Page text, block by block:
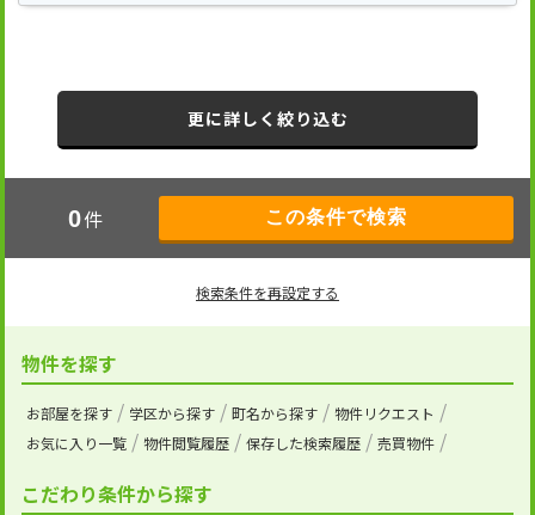
更に詳しく絞り込む
0件
検索条件を再設定する
物件を探す
お部屋を探す 学区から探す 町名から探す
物件リクエスト
お気に入り一覧
物件閲覧履歴 保存した検索履歴 売買物件
こだわり条件から探す